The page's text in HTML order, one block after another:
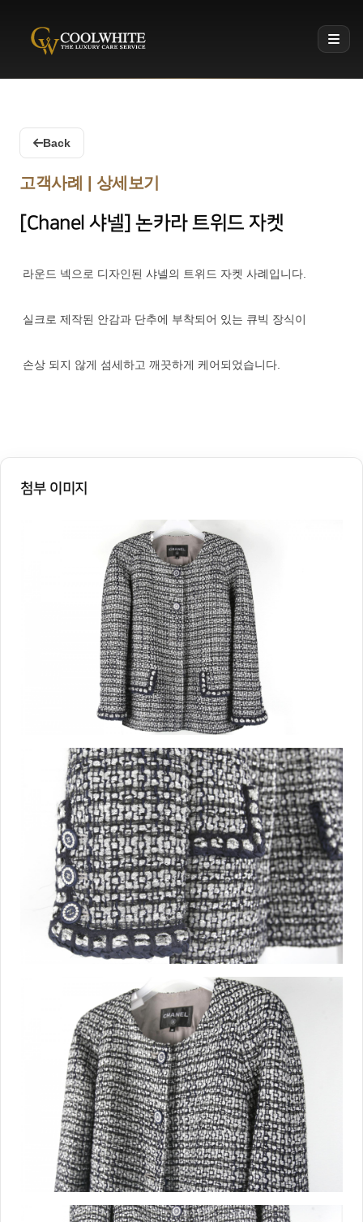
Coolwhite
Back
고객사례 | 상세보기
[Chanel 샤넬] 논카라 트위드 자켓
라운드 넥으로 디자인된 샤넬의 트위드 자켓 사례입니다.
실크로 제작된 안감과 단추에 부착되어 있는 큐빅 장식이
손상 되지 않게 섬세하고 깨끗하게 케어되었습니다.
첨부 이미지